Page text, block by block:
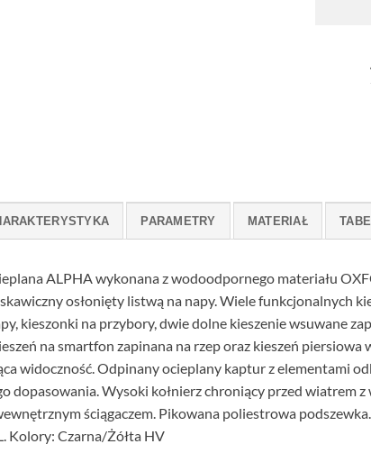
PARAMETRY MATERIAŁ
ALPHA wykonana z wodoodpornego materiału
osłonięty listwą na napy. Wiele funkcjonalnych
kieszonki na przybory, dwie dolne kieszenie wsuwane
na smartfon zapinana na rzep oraz kieszeń
widoczność. Odpinany ocieplany kaptur z elementami
dopasowania. Wysoki kołnierz chroniący przed
ściągaczem. Pikowana poliestrowa
Kolory: Czarna/Żółta HV